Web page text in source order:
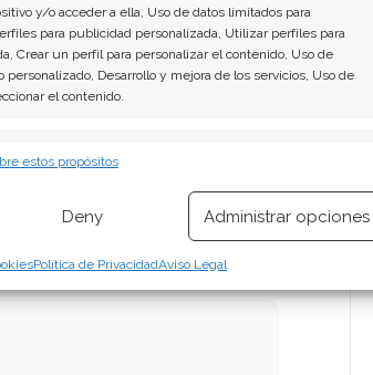
y/o acceder a ella, Uso de datos limitados para
para publicidad personalizada, Utilizar perfiles para
Crear un perfil para personalizar el contenido, Uso de
Desarrollo y mejora de los servicios, Uso de
el contenido.
y detectar fraudes, y eliminar
y contenido, Guardar y
Siempre activo
estos propósitos
Deny Administrar opciones
Política de PrivacidadAviso Legal
de vender? En el Análisis
hacer.